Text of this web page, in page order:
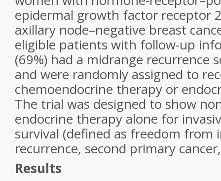
epidermal growth factor receptor
axillary node–negative breast
eligible patients with follow-up
(69%) had a midrange recurrence
and were randomly assigned to
chemoendocrine therapy or
The trial was designed to show
endocrine therapy alone for
survival (defined as freedom from
recurrence, second primary
Results